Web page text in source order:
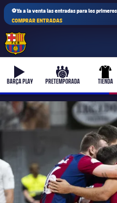
⚽Ya a la venta las entradas para los
COMPRAR ENTRADAS
b-play
BARÇA PLAY
culers-ball
PRETEMPORADA TIENDA